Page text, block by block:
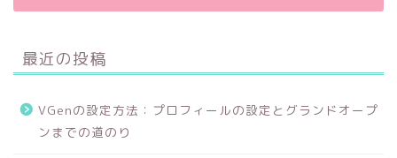
最近の投稿
VGenの設定方法：プロフィールの設定とグランドオープ
ンまでの道のり